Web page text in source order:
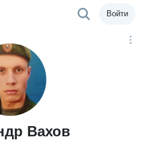
Войти
Вахов